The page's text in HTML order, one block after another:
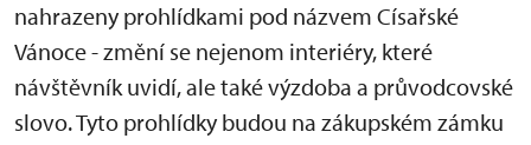
nahrazeny prohlídkami pod názvem Císařské
Vánoce - změní se nejenom interiéry, které
návštěvník uvidí, ale také výzdoba a průvodcovské
slovo. Tyto prohlídky budou na zákupském zámku